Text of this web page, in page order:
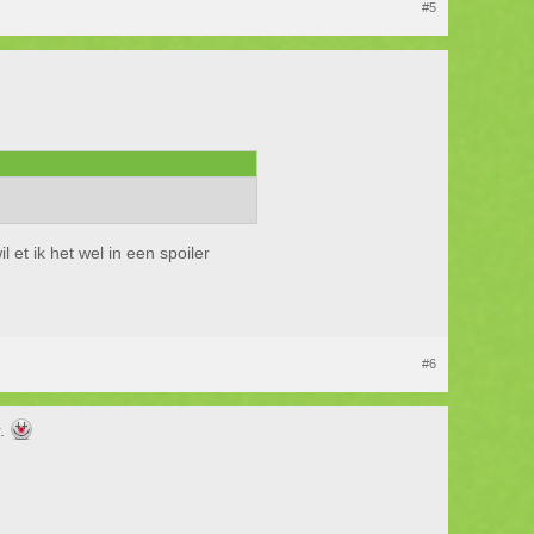
#5
et ik het wel in een spoiler
#6